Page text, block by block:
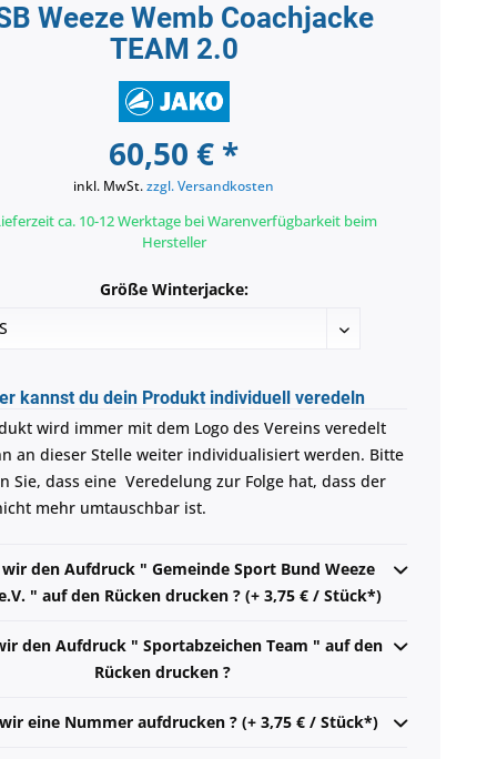
Weeze Wemb Coachjacke
TEAM 2.0
60,50 € *
inkl. MwSt.zzgl. Versandkosten
ca. 10-12 Werktage bei Warenverfügbarkeit beim
Hersteller
Größe Winterjacke:
kannst du dein Produkt individuell veredeln
wird immer mit dem Logo des Vereins veredelt
an dieser Stelle weiter individualisiert werden. Bitte
Sie, dass eine Veredelung zur Folge hat, dass der
mehr umtauschbar ist.
den Aufdruck " Gemeinde Sport Bund Weeze
" auf den Rücken drucken ? (+ 3,75 € / Stück*)
den Aufdruck " Sportabzeichen Team " auf den
Rücken drucken ?
eine Nummer aufdrucken ? (+ 3,75 € / Stück*)